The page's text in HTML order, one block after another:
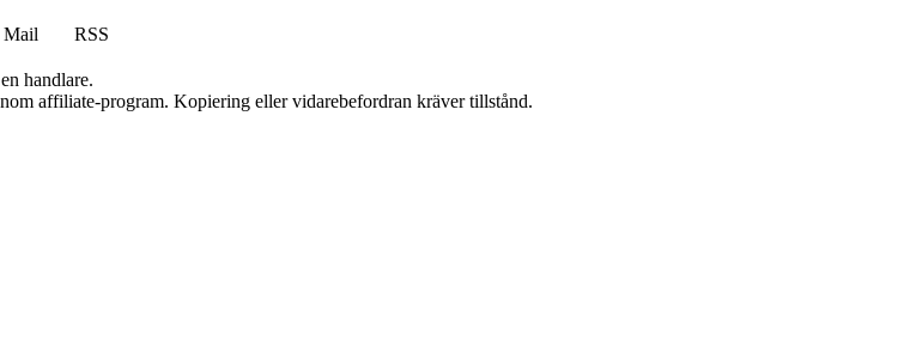
Mail
RSS
handlare.
affiliate-program. Kopiering eller vidarebefordran kräver tillstånd.